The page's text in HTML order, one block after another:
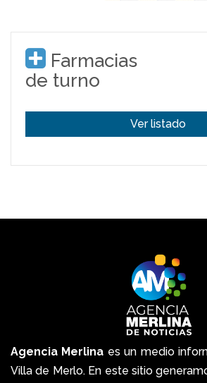
Farmacias
de turno
Ver listado
Agencia Merlina es un medio
Villa de Merlo. En este sitio